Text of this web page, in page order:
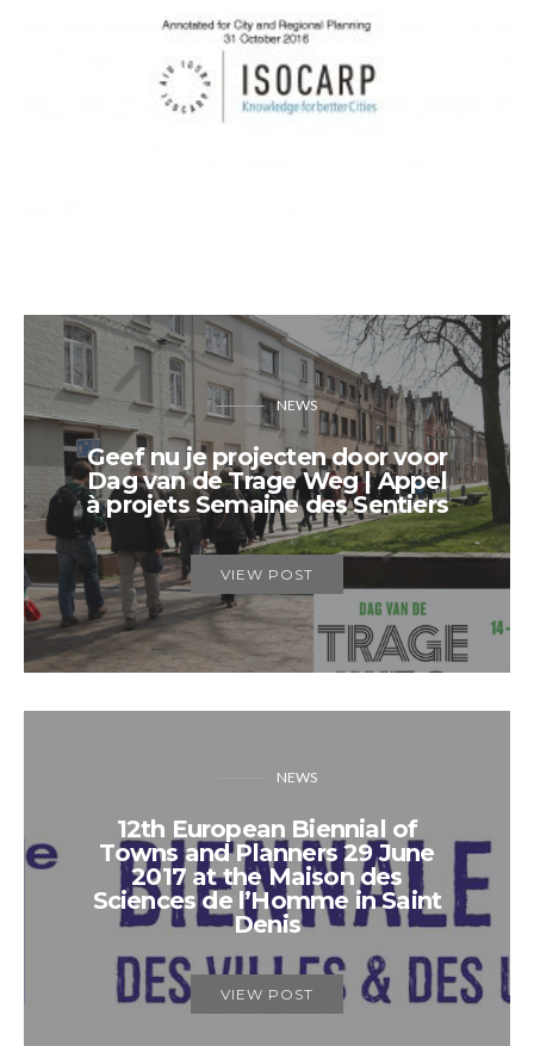
NEWS
Geef nu je projecten door voor
Dag van de Trage Weg | Appel
à projets Semaine des Sentiers
VIEW POST
NEWS
12th European Biennial of
Towns and Planners 29 June
2017 at the Maison des
Sciences de l’Homme in Saint
Denis
VIEW POST